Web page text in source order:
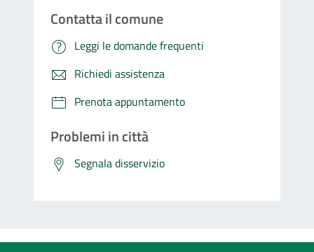
Contatta il comune
Leggi le domande frequenti
Richiedi assistenza
Prenota appuntamento
Problemi in città
Segnala disservizio